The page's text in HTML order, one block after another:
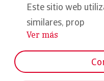
Este sitio web
similares, prop
...
Ver más